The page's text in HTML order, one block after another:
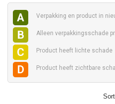
A Verpakking en product in
B Alleen verpakkingsschade
C Product heeft lichte schade
D Product heeft zichtbare